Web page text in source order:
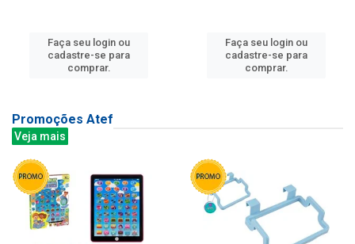
Faça seu login ou
cadastre-se para
comprar.
Faça seu login ou
cadastre-se para
comprar.
Promoções Atef
Veja mais